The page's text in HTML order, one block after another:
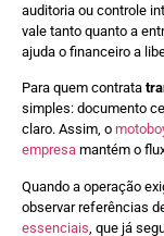
auditoria ou controle
vale tanto quanto a
ajuda o financeiro a
Para quem contrata
simples: documento
claro. Assim, o
empresa mantém o
Quando a operação
observar referências
essenciais , que já